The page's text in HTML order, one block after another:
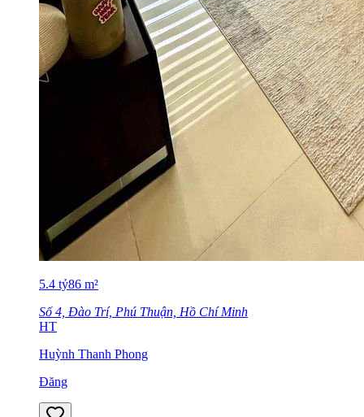
5.4 tỷ86 m²
Số 4, Đào Trí, Phú Thuận, Hồ Chí Minh
HT
Huỳnh Thanh Phong
Đăng